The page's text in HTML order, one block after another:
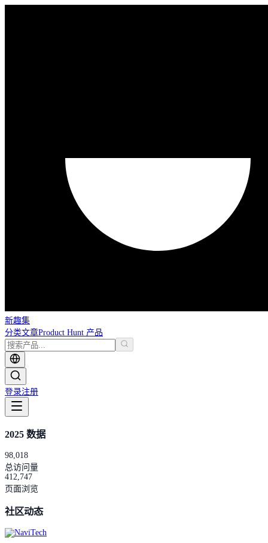
新趣集
分类文章Product Hunt 产品
登录注册
2025 数据
98,018
总访问量
412,747
页面浏览
社区动态